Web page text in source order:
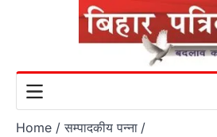
Home
सम्पादकीय पन्ना